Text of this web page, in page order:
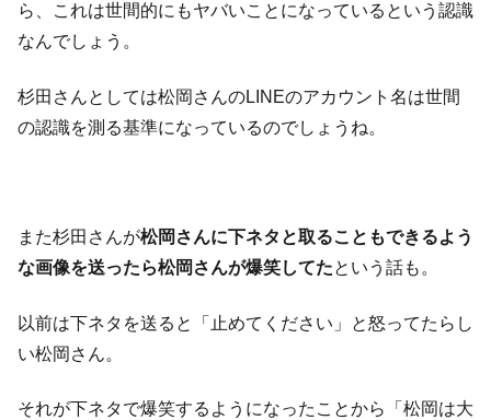
ら、これは世間的にもヤバいことになっているという認識
なんでしょう。
杉田さんとしては松岡さんのLINEのアカウント名は世間
の認識を測る基準になっているのでしょうね。
また杉田さんが松岡さんに下ネタと取ることもできるよう
な画像を送ったら松岡さんが爆笑してたという話も。
以前は下ネタを送ると「止めてください」と怒ってたらし
い松岡さん。
それが下ネタで爆笑するようになったことから「松岡は大